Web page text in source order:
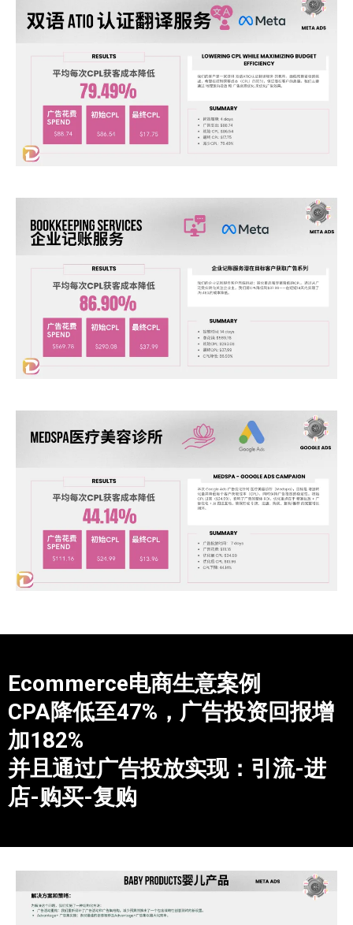
Ecommerce电商生意案例
CPA降低至47%，广告投资回报增
加182%
并且通过广告投放实现：引流-进
店-购买-复购